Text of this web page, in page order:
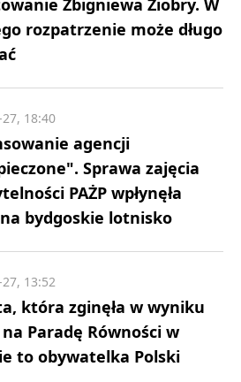
Zbigniewa Ziobry. W
rozpatrzenie może długo
agencji
Sprawa zajęcia
PAŻP wpłynęła
bydgoskie lotnisko
18:40
która zginęła w wyniku
Paradę Równości w
to obywatelka Polski
13:52